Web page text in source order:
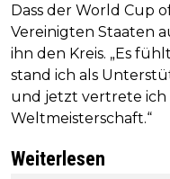
Dass der World Cup
Vereinigten Staaten
ihn den Kreis. „Es
stand ich als
und jetzt vertrete ich
Weltmeisterschaft.“
Weiterlesen